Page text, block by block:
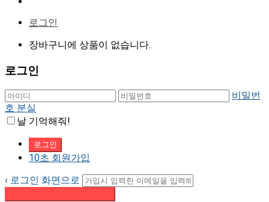
로그인
장바구니에 상품이 없습니다.
로그인
비밀번
호 분실
날 기억해줘!
10초 회원가입
‹ 로그인 화면으로